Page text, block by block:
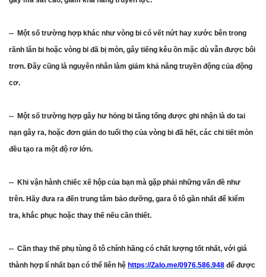
-- Một số trường hợp khác như vòng bi có vết nứt hay xước bên trong
rãnh lăn bi hoặc vòng bi đã bị mòn, gây tiếng kêu ồn mặc dù vẫn được bôi
trơn. Đây cũng là nguyên nhân làm giảm khả năng truyền động của động
cơ.
-- Một số trường hợp gây hư hỏng bi tăng tổng được ghi nhận là do tai
nạn gây ra, hoặc đơn giản do tuổi thọ của vòng bi đã hết, các chi tiết mòn
đều tạo ra một độ rơ lớn.
-- Khi vận hành chiếc xế hộp của bạn mà gặp phải những vấn đề như
trên. Hãy đưa ra đến trung tâm bảo dưỡng, gara ô tô gần nhất để kiểm
tra, khắc phục hoặc thay thế nếu cần thiết.
-- Cần thay thế phụ tùng ô tô chính hãng có chất lượng tốt nhất, với giá
thành hợp lí nhất bạn có thể liên hệ https://Zalo.me/0976.586.948 để được